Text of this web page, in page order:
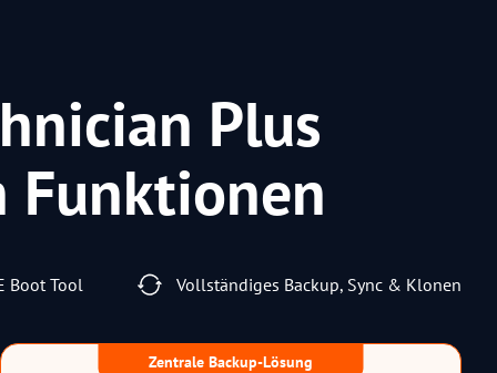
Plus
Boot Tool Vollständiges Backup, Sync & Klonen
Zentrale Backup-Lösung